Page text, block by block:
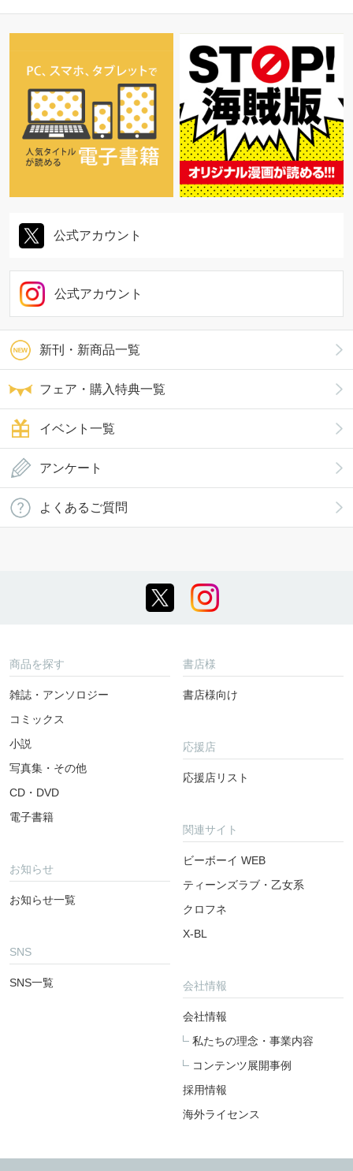
新刊・新商品一覧
フェア・購入特典一覧
イベント一覧
公式アカウント
公式アカウント
アンケート
よくあるご質問
商品を探す
雑誌・アンソロジー
コミックス
小説
写真集・その他
CD・DVD
電子書籍
お知らせ
お知らせ一覧
SNS
SNS一覧
書店様
書店様向け
応援店
応援店リスト
関連サイト
ビーボーイ WEB
ティーンズラブ・乙女系
クロフネ
X-BL
会社情報
会社情報
私たちの理念・事業内容
コンテンツ展開事例
採用情報
海外ライセンス